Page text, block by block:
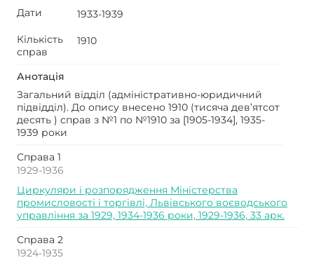
Дати
1933-1939
Кількість
справ
1910
Анотація
Загальний відділ (адміністративно-юридичний
підвідділ). До опису внесено 1910 (тисяча дев’ятсот
десять ) справ з №1 по №1910 за [1905-1934], 1935-
1939 роки
Справа 1
1929-1936
Циркуляри і розпорядження Міністерства
промисловості і торгівлі, Львівського воєводського
управління за 1929, 1934-1936 роки, 1929-1936, 33 арк.
Справа 2
1924-1935